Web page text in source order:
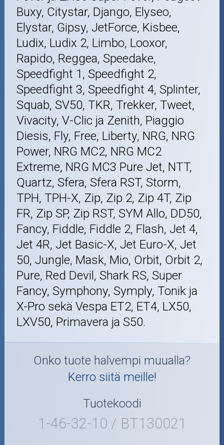
Buxy, Citystar, Django, Elyseo,
Elystar, Gipsy, JetForce, Kisbee,
Ludix, Ludix 2, Limbo, Looxor,
Rapido, Reggea, Speedake,
Speedfight 1, Speedfight 2,
Speedfight 3, Speedfight 4, Splinter,
Squab, SV50, TKR, Trekker, Tweet,
Vivacity, V-Clic ja Zenith, Piaggio
Diesis, Fly, Free, Liberty, NRG, NRG
Power, NRG MC2, NRG MC2
Extreme, NRG MC3 Pure Jet, NTT,
Quartz, Sfera, Sfera RST, Storm,
TPH, TPH-X, Zip, Zip 2, Zip 4T, Zip
FR, Zip SP, Zip RST, SYM Allo, DD50,
Fancy, Fiddle, Fiddle 2, Flash, Jet 4,
Jet 4R, Jet Basic-X, Jet Euro-X, Jet
50, Jungle, Mask, Mio, Orbit, Orbit 2,
Pure, Red Devil, Shark RS, Super
Fancy, Symphony, Symply, Tonik ja
X-Pro sekä Vespa ET2, ET4, LX50,
LXV50, Primavera ja S50.
Onko tuote halvempi muualla?
Kerro siitä meille!
Tuotekoodi
1-46-32-10 / BT130021